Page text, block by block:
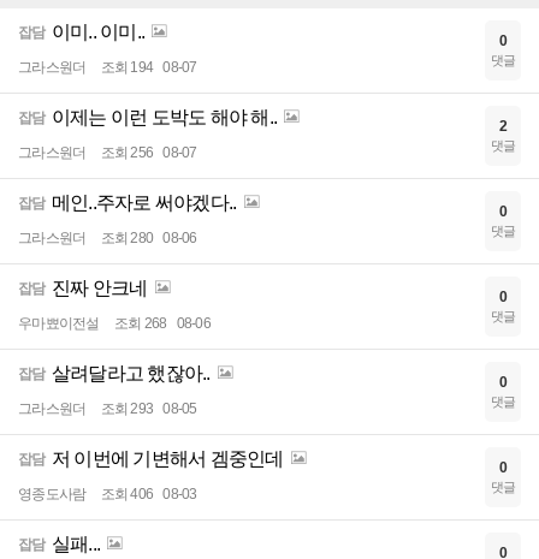
잡담 이미.. 이미..
그라스원더 조회 194 08-07
0
댓글
잡담 이제는 이런 도박도 해야 해..
그라스원더 조회 256 08-07
2
댓글
잡담 메인..주자로 써야겠다..
그라스원더 조회 280 08-06
0
댓글
잡담 진짜 안크네
우마뾰이전설 조회 268 08-06
0
댓글
잡담 살려달라고 했잖아..
그라스원더 조회 293 08-05
0
댓글
잡담 저 이번에 기변해서 겜중인데
영종도사람 조회 406 08-03
0
댓글
잡담 실패... 0